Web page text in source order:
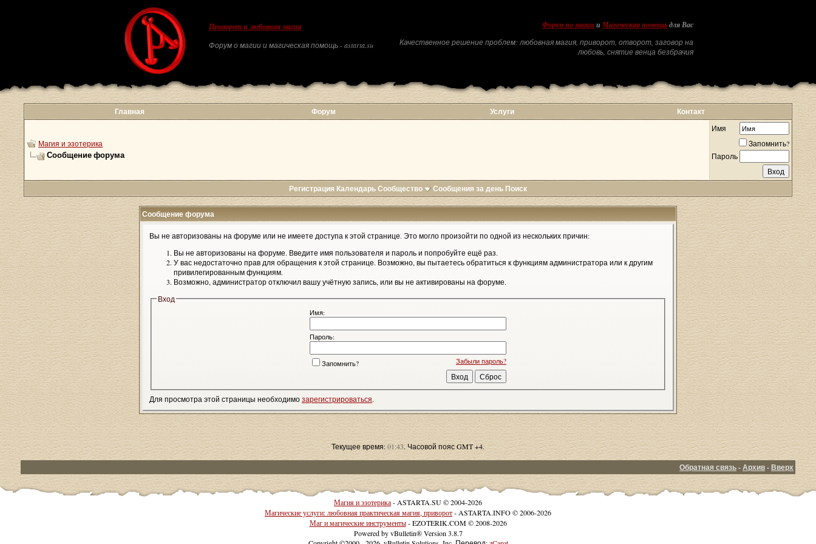
Приворот и любовная магия
Форум о магии и магическая помощь - astarta.su
Форум по магии и Магическая помощь для Вас
Качественное решение проблем: любовная магия, приворот, отворот, заговор на
любовь, снятие венца безбрачия
Главная Форум Услуги Контакт
Магия и эзотерика
Сообщение форума
Имя
Запомнить?
Пароль
Регистрация КалендарьСообщество Сообщения за день Поиск
Сообщение форума
Вы не авторизованы на форуме или не имеете доступа к этой странице. Это могло произойти по одной из нескольких причин:
Вы не авторизованы на форуме. Введите имя пользователя и пароль и попробуйте ещё раз.
У вас недостаточно прав для обращения к этой странице. Возможно, вы пытаетесь обратиться к функциям администратора или к другим
привилегированным функциям.
Возможно, администратор отключил вашу учётную запись, или вы не активированы на форуме.
Вход
Имя:
Пароль:
Забыли пароль?
Запомнить?
Для просмотра этой страницы необходимозарегистрироваться.
Текущее время:01:43. Часовой пояс GMT +4.
Обратная связь-Архив-Вверх
Магия и эзотерика- ASTARTA.SU © 2004-2026
Магические услуги: любовная практическая магия, приворот- ASTARTA.INFO © 2006-2026
Маг и магические инструменты- EZOTERIK.COM © 2008-2026
Powered by vBulletin® Version 3.8.7